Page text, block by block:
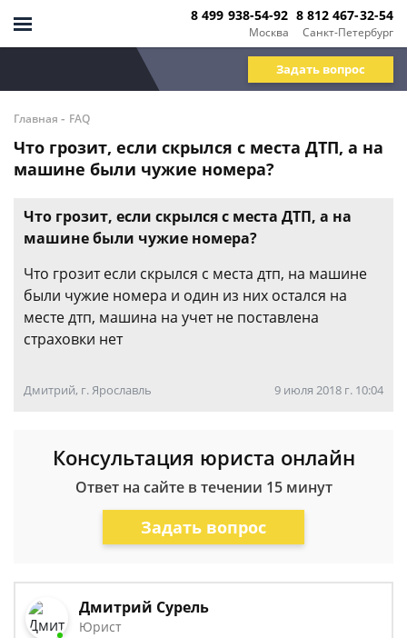
Москва
8 499 938-54-92
Санкт-Петербург
8 812 467-32-54
Задать вопрос
Главная - FAQ
Что грозит, если скрылся с места ДТП, а на
машине были чужие номера?
Что грозит, если скрылся с места ДТП, а на
машине были чужие номера?
Что грозит если скрылся с места дтп, на машине
были чужие номера и один из них остался на
месте дтп, машина на учет не поставлена
страховки нет
Дмитрий, г. Ярославль 9 июля 2018 г. 10:04
Консультация юриста онлайн
Ответ на сайте в течении 15 минут
Задать вопрос
Дмитрий Сурель
Юрист